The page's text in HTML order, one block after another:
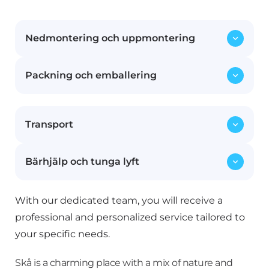
Nedmontering och uppmontering
Vi hjälper dig att skruva isär möblerna inför
till att dina möbler hanteras med omsorg.
Packning och emballering
Allt från ömtåliga föremål till större möbler
packas och emballeras noggrant med vårt
dina ägodelar under transporten.
Transport
Med våra moderna och säkra flyttfordon
till ditt nya hem, oavsett om det är inom
Stockholm eller till en annan stad.
Bärhjälp och tunga lyft
Våra starka och erfarna medarbetare ser till
att även tunga och otympliga föremål flyttas
säkert. Vi tar hand om både småsaker och
kassaskåp.
With our dedicated team, you will receive a
professional and personalized service tailored to
your specific needs.
Skå is a charming place with a mix of nature and